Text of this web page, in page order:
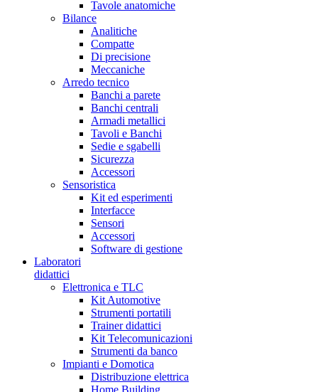
Tavole anatomiche
Bilance
Analitiche
Compatte
Di precisione
Meccaniche
Arredo tecnico
Banchi a parete
Banchi centrali
Armadi metallici
Tavoli e Banchi
Sedie e sgabelli
Sicurezza
Accessori
Sensoristica
Kit ed esperimenti
Interfacce
Sensori
Accessori
Software di gestione
Laboratori
didattici
Elettronica e TLC
Kit Automotive
Strumenti portatili
Trainer didattici
Kit Telecomunicazioni
Strumenti da banco
Impianti e Domotica
Distribuzione elettrica
Home Building